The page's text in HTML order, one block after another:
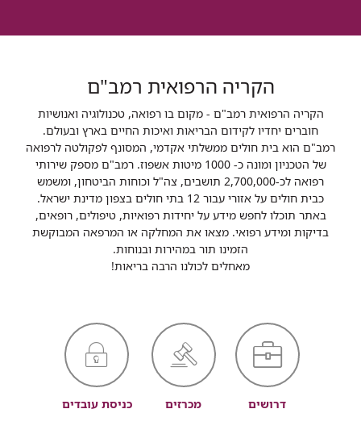
הקריה הרפואית רמב"ם
הקריה הרפואית רמב"ם - מקום בו רפואה, טכנולוגיה ואנושיות
חוברים יחדיו לקידום הבריאות ואיכות החיים בארץ ובעולם.
רמב"ם הוא בית חולים ממשלתי אקדמי, המסונף לפקולטה לרפואה
של הטכניון ומונה כ- 1000 מיטות אשפוז. רמב"ם מספק שירותי
רפואה לכ-2,700,000 תושבים, צה"ל וכוחות הביטחון, ומשמש
כבית חולים על אזורי עבור 12 בתי חולים בצפון מדינת ישראל.
באתר תוכלו לחפש מידע על יחידות רפואיות, טיפולים, רופאים,
בדיקות ומידע רפואי. מצאו את המחלקה או המרפאה המבוקשת
הזמינו תור במהירות ובנוחות.
מאחלים לכולנו הרבה בריאות!
דרושים מכרזים כניסת עובדים